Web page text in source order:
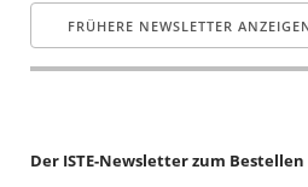
Der ISTE-Newsletter zum Bestellen